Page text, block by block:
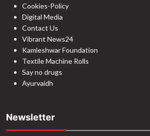
Cookies-Policy
Digital Media
Contact Us
Vibrant News24
Kamleshwar Foundation
Textile Machine Rolls
Say no drugs
Ayurvaidh
Newsletter